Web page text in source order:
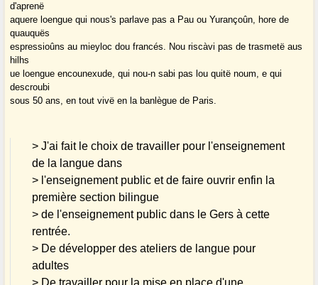
d'aprenë
aquere loengue qui nous's parlave pas a Pau ou Yurançoûn, hore de
quauquës
espressioûns au mieyloc dou francés. Nou riscàvi pas de trasmetë aus
hilhs
ue loengue encounexude, qui nou-n sabi pas lou quitë noum, e qui
descroubi
sous 50 ans, en tout vivë en la banlègue de Paris.
> J'ai fait le choix de travailler pour l'enseignement
de la langue dans
> l'enseignement public et de faire ouvrir enfin la
première section bilingue
> de l'enseignement public dans le Gers à cette
rentrée.
> De développer des ateliers de langue pour
adultes